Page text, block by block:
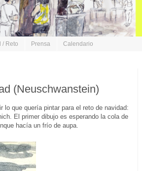
/ Reto Prensa Calendario
(Neuschwanstein)
lo que quería pintar para el reto de navidad:
El primer dibujo es esperando la cola de
hacía un frío de aupa.